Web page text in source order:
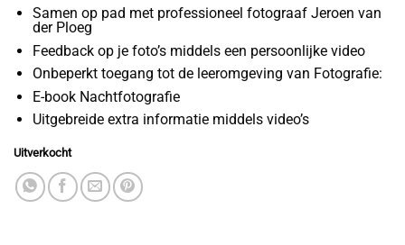
Samen op pad met professioneel fotograaf Jeroen van
der Ploeg
Feedback op je foto’s middels een persoonlijke video
Onbeperkt toegang tot de leeromgeving van Fotografie:
E-book Nachtfotografie
Uitgebreide extra informatie middels video’s
Uitverkocht